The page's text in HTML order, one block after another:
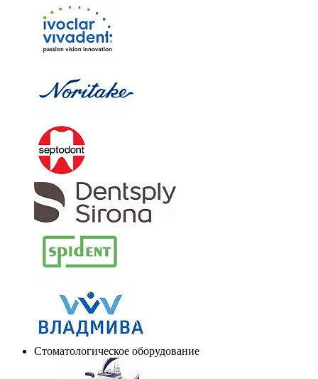
Стоматологическое оборудование